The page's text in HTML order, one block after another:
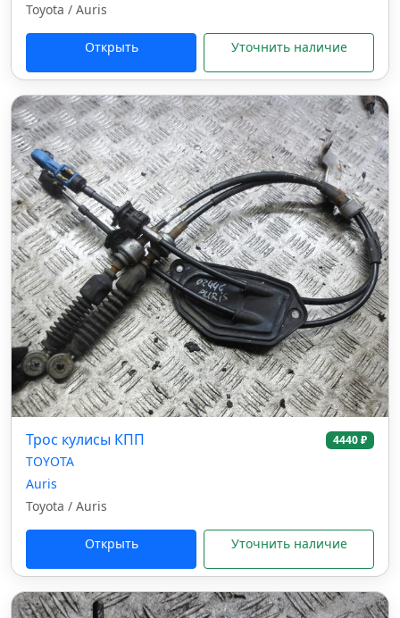
Toyota / Auris
Открыть Уточнить наличие
Трос кулисы КПП 4440 ₽
TOYOTA
Auris
Toyota / Auris
Открыть Уточнить наличие